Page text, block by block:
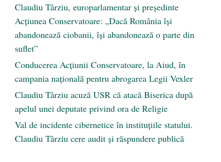
Claudiu Târziu, europarlamentar și președinte
Acțiunea Conservatoare: „Dacă România își
abandonează ciobanii, își abandonează o parte din
suflet”
Conducerea Acțiunii Conservatoare, la Aiud, în
campania națională pentru abrogarea Legii Vexler
Claudiu Târziu acuză USR că atacă Biserica după
apelul unei deputate privind ora de Religie
Val de incidente cibernetice în instituțiile statului.
Claudiu Târziu cere audit și răspundere publică